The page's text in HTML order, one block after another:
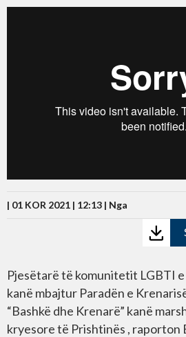
| 01 KOR 2021 | 12:13 | Nga
Pjesëtarë të komunitetit LGBTI
kanë mbajtur Paradën e
“Bashkë dhe Krenarë” kanë
kryesore të Prishtinës , raporton